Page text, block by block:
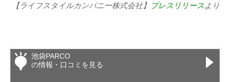
【ライフスタイルカンパニー株式会社】 プレスリリースより
池袋PARCO
の情報・口コミを見る